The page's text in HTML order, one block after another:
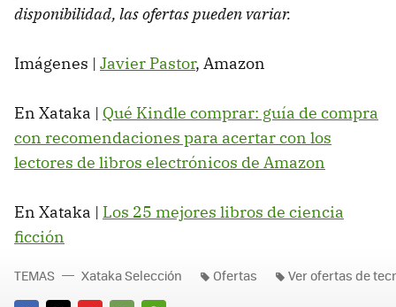
disponibilidad, las ofertas pueden variar.
Imágenes | Javier Pastor, Amazon
En Xataka | Qué Kindle comprar: guía de compra
con recomendaciones para acertar con los
lectores de libros electrónicos de Amazon
En Xataka | Los 25 mejores libros de ciencia
ficción
TEMAS Xataka Selección Ofertas Ver ofertas de